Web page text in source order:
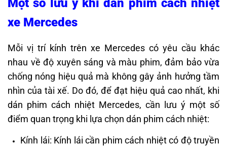
Một số lưu ý khi dán phim cách nhiệt
xe Mercedes
Mỗi vị trí kính trên xe Mercedes có yêu cầu khác
nhau về độ xuyên sáng và màu phim, đảm bảo vừa
chống nóng hiệu quả mà không gây ảnh hưởng tầm
nhìn của tài xế. Do đó, để đạt hiệu quả cao nhất, khi
dán phim cách nhiệt Mercedes, cần lưu ý một số
điểm quan trọng khi lựa chọn dán phim cách nhiệt:
Kính lái: Kính lái cần phim cách nhiệt có độ truyền